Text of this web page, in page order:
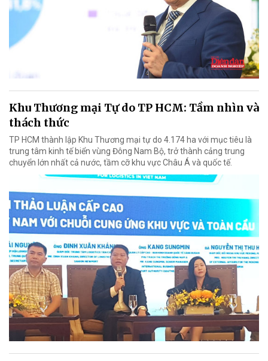
Khu Thương mại Tự do TP HCM: Tầm nhìn và
thách thức
TP HCM thành lập Khu Thương mại tự do 4.174 ha với mục tiêu là
trung tâm kinh tế biển vùng Đông Nam Bộ, trở thành cảng trung
chuyển lớn nhất cả nước, tầm cỡ khu vực Châu Á và quốc tế.